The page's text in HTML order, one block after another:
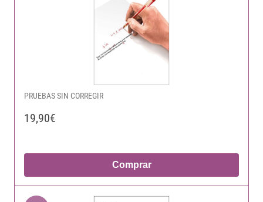
PRUEBAS SIN CORREGIR
19,90€
Comprar